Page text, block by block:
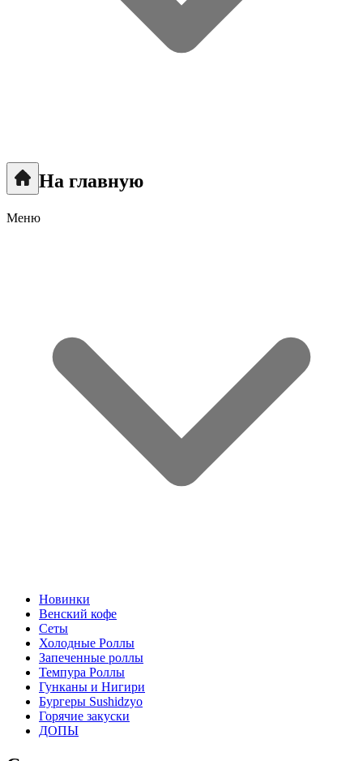
На главную
Меню
Новинки
Венский кофе
Сеты
Холодные Роллы
Запеченные роллы
Темпура Роллы
Гунканы и Нигири
Бургеры Sushidzyo
Горячие закуски
ДОПЫ